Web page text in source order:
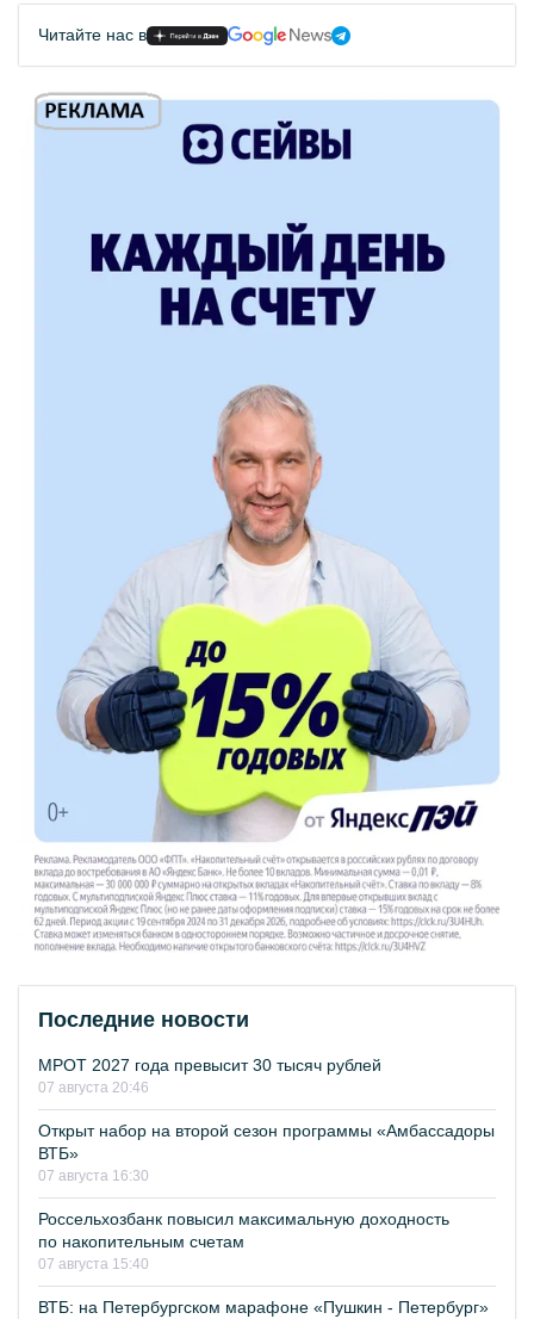
Читайте нас в
Последние новости
МРОТ 2027 года превысит 30 тысяч рублей
07 августа 20:46
Открыт набор на второй сезон программы «Амбассадоры
ВТБ»
07 августа 16:30
Россельхозбанк повысил максимальную доходность
по накопительным счетам
07 августа 15:40
ВТБ: на Петербургском марафоне «Пушкин - Петербург»